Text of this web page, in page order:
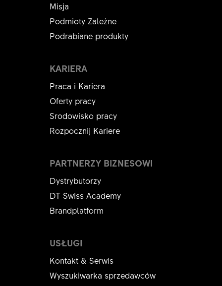
Misja
Podmioty Zależne
Podrabiane produkty
KARIERA
Praca i Kariera
Oferty pracy
Srodowisko pracy
Rozpocznij Kariere
USŁUGI
Kontakt & Serwis
Wyszukiwarka sprzedawców
PARTNERZY BIZNESOWI
Dystrybutorzy
DT Swiss Academy
Brandplatform